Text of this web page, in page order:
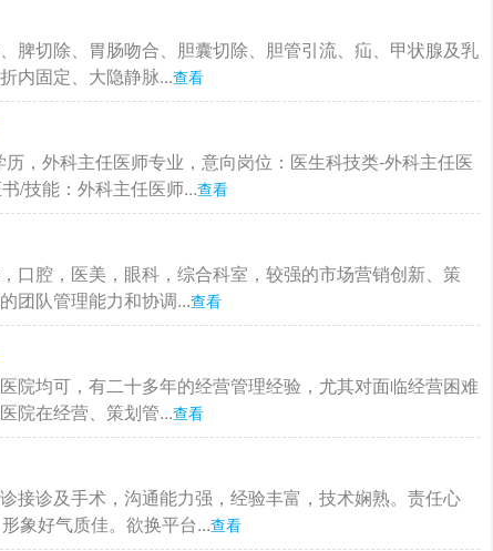
脾切除、胃肠吻合、胆囊切除、胆管引流、疝、甲状腺及乳
内固定、大隐静脉...查看
，外科主任医师专业，意向岗位：医生科技类-外科主任医
/技能：外科主任医师...查看
口腔，医美，眼科，综合科室，较强的市场营销创新、策
团队管理能力和协调...查看
院均可，有二十多年的经营管理经验，尤其对面临经营困难
院在经营、策划管...查看
接诊及手术，沟通能力强，经验丰富，技术娴熟。责任心
象好气质佳。欲换平台...查看